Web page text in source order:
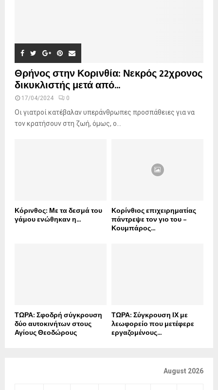
Θρήνος στην Κορινθία: Νεκρός 22χρονος
δικυκλιστής μετά από...
17/04/2024 0
Οι γιατροί κατέβαλαν υπεράνθρωπες προσπάθειες για να
τον κρατήσουν στη ζωή, όμως, ο...
Κόρινθος: Με τα δεσμά του
γάμου ενώθηκαν η...
Κορίνθιος επιχειρηματίας
πάντρεψε τον γιο του –
Κουμπάρος...
ΤΩΡΑ: Σφοδρή σύγκρουση
δύο αυτοκινήτων στους
Αγίους Θεοδώρους
ΤΩΡΑ: Σύγκρουση ΙΧ με
λεωφορείο που μετέφερε
εργαζομένους...
August 2026